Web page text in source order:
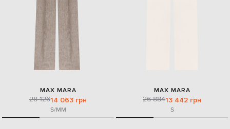
MAX MARA
28 12614 063 грн
S/MM
MAX MARA
26 88413 442 грн
S